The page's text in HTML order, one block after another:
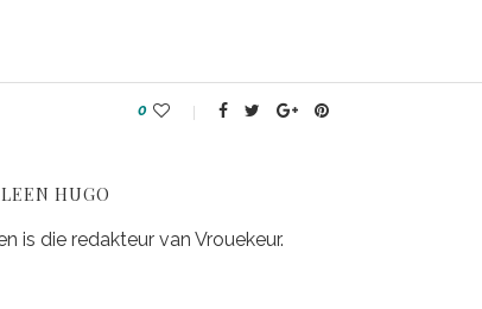
0
HUGO
is die redakteur van Vrouekeur.